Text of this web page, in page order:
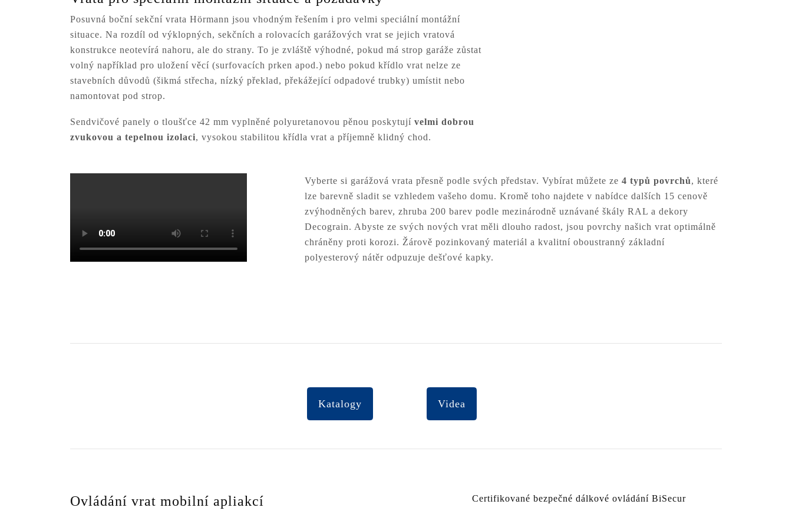
Posuvná boční sekční vrata Hörmann jsou vhodným řešením i pro velmi speciální montážní
situace. Na rozdíl od výklopných, sekčních a rolovacích garážových vrat se jejich vratová
konstrukce neotevírá nahoru, ale do strany. To je zvláště výhodné, pokud má strop garáže zůstat
volný například pro uložení věcí (surfovacích prken apod.) nebo pokud křídlo vrat nelze ze
stavebních důvodů (šikmá střecha, nízký překlad, překážející odpadové trubky) umístit nebo
namontovat pod strop.
Sendvičové panely o tloušťce 42 mm vyplněné polyuretanovou pěnou poskytují velmi dobrou
zvukovou a tepelnou izolaci, vysokou stabilitou křídla vrat a příjemně klidný chod.
Vyberte si garážová vrata přesně podle svých představ. Vybírat můžete ze 4 typů povrchů, které
lze barevně sladit se vzhledem vašeho domu. Kromě toho najdete v nabídce dalších 15 cenově
zvýhodněných barev, zhruba 200 barev podle mezinárodně uznávané škály RAL a dekory
Decograin. Abyste ze svých nových vrat měli dlouho radost, jsou povrchy našich vrat optimálně
chráněny proti korozi. Žárově pozinkovaný materiál a kvalitní oboustranný základní
polyesterový nátěr odpuzuje dešťové kapky.
Katalogy Videa
Ovládání vrat mobilní apliakcí
Certifikované bezpečné dálkové ovládání BiSecur